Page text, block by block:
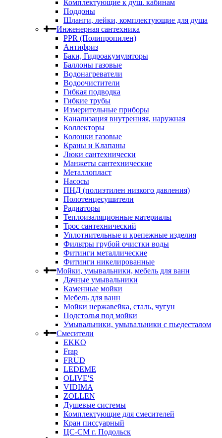
Комплектующие к душ. кабинам
Поддоны
Шланги, лейки, комплектующие для душа
Инженерная сантехника
PPR (Полипропилен)
Антифриз
Баки, Гидроакумуляторы
Баллоны газовые
Водонагреватели
Водоочистители
Гибкая подводка
Гибкие трубы
Измерительные приборы
Канализация внутренняя, наружная
Коллекторы
Колонки газовые
Краны и Клапаны
Люки сантехнически
Манжеты сантехнические
Металлопласт
Насосы
ПНД (полиэтилен низкого давления)
Полотенцесушители
Радиаторы
Теплоизаляционные материалы
Трос сантехнический
Уплотнительные и крепежные изделия
Фильтры грубой очистки воды
Фитинги металлические
Фитинги никелированные
Мойки, умывальники, мебель для ванн
Дачные умывальники
Каменные мойки
Мебель для ванн
Мойки нержавейка, сталь, чугун
Подстолья под мойки
Умывальники, умывальники с пьедесталом
Смесители
EKKO
Frap
FRUD
LEDEME
OLIVE'S
VIDIMA
ZOLLEN
Душевые системы
Комплектующие для смесителей
Кран писсуарный
ЦС-СМ г. Подольск